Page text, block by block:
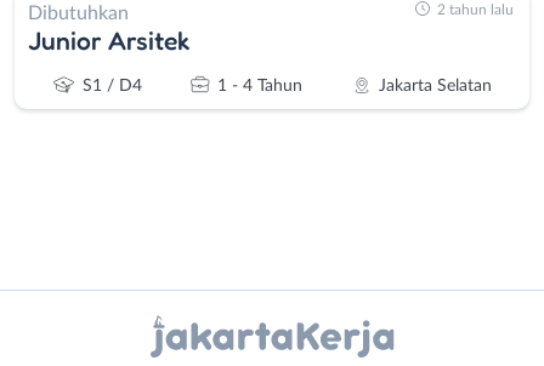
Dibutuhkan
Junior Arsitek
S1 / D4 1 - 4 Tahun Jakarta Selatan
2 tahun lalu
Gizi
Work)
X - Twitter Telegram
Kanal Lainnya..